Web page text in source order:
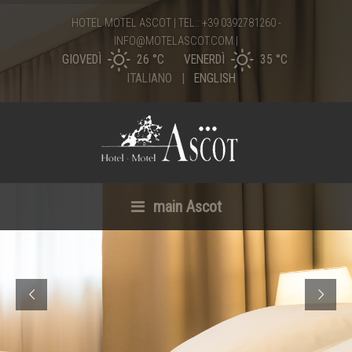
HOTEL MOTEL ASCOT | TEL.: +39 0392781260-
INFO@MOTELASCOT.COM
GIOVEDÌ 26 °C VENERDÌ 35 °C
ITALIANO
ENGLISH
main Ascot